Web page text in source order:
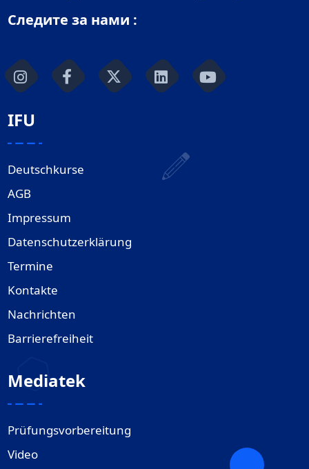
Следите за нами :
IFU
Deutschkurse
AGB
Impressum
Datenschutzerklärung
Termine
Kontakte
Nachrichten
Barrierefreiheit
Mediatek
Prüfungsvorbereitung
Video